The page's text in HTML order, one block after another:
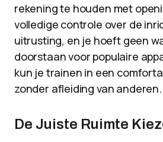
rekening te houden met
volledige controle over de
uitrusting, en je hoeft geen
doorstaan voor populaire
kun je trainen in een
zonder afleiding van anderen.
De Juiste Ruimte